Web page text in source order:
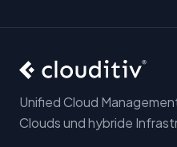
Unified Cloud
Clouds und hybride